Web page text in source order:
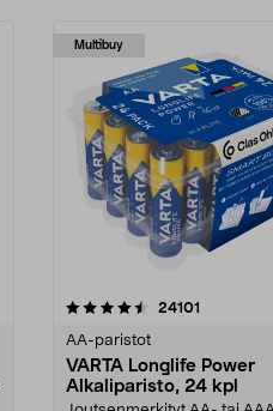
Multibuy
24101
AA-paristot
VARTA Longlife Power
Alkaliparisto, 24 kpl
4.5viidestä